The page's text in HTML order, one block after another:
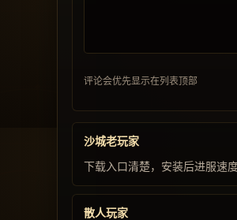
评论会优先显示在列表顶部
沙城老玩家
下载入口清楚，安装后进服速
散人玩家